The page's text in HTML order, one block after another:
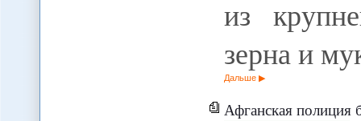
из
зерна и
Дальше
Афганская полиция